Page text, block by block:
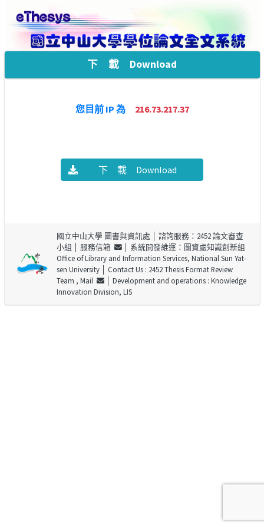
下 載 Download
您目前 IP 為 216.73.217.37
下 載 Download
國立中山大學 圖書與資訊處 │ 諮詢服務：2452 論文審查
小組 │ 服務信箱
│ 系統開發維運：圖資處知識創新組
Office of Library and Information Services, National Sun Yat-
sen University│ Contact Us : 2452 Thesis Format Review
Team , Mail
│ Development and operations : Knowledge
Innovation Division, LIS